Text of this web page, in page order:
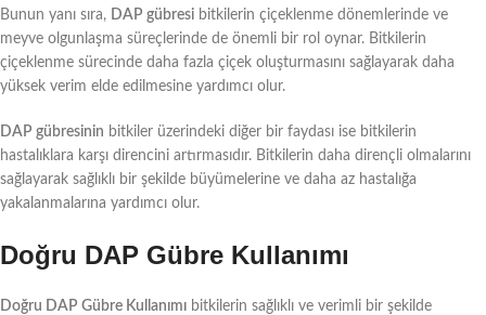
Bunun yanı sıra, DAP gübresi bitkilerin çiçeklenme dönemlerinde ve
meyve olgunlaşma süreçlerinde de önemli bir rol oynar. Bitkilerin
çiçeklenme sürecinde daha fazla çiçek oluşturmasını sağlayarak daha
yüksek verim elde edilmesine yardımcı olur.
DAP gübresinin bitkiler üzerindeki diğer bir faydası ise bitkilerin
hastalıklara karşı direncini artırmasıdır. Bitkilerin daha dirençli olmalarını
sağlayarak sağlıklı bir şekilde büyümelerine ve daha az hastalığa
yakalanmalarına yardımcı olur.
Doğru DAP Gübre Kullanımı
Doğru DAP Gübre Kullanımı bitkilerin sağlıklı ve verimli bir şekilde